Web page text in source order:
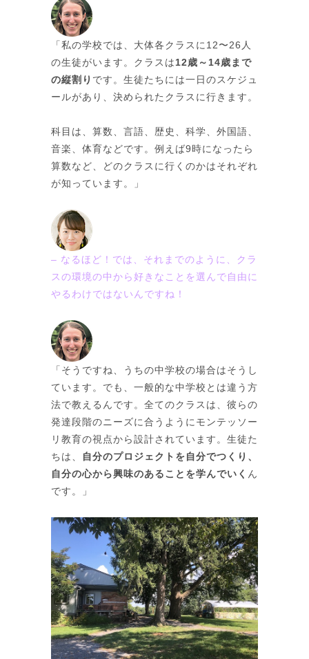
「私の学校では、大体各クラスに12〜26人
の生徒がいます。クラスは12歳～14歳まで
の縦割り です。生徒たちには一日のスケジュ
ールがあり、決められたクラスに行きます。
科目は、算数、言語、歴史、科学、外国語、
音楽、体育などです。例えば9時になったら
算数など、どのクラスに行くのかはそれぞれ
が知っています。」
– なるほど！では、それまでのように、クラ
スの環境の中から好きなことを選んで自由に
やるわけではないんですね！
「そうですね、うちの中学校の場合はそうし
ています。でも、一般的な中学校とは違う方
法で教えるんです。全てのクラスは、彼らの
発達段階のニーズに合うようにモンテッソー
リ教育の視点から設計されています。生徒た
ちは、
自分のプロジェクトを自分でつくり、
自分の心から興味のあることを学んでいく ん
です。」